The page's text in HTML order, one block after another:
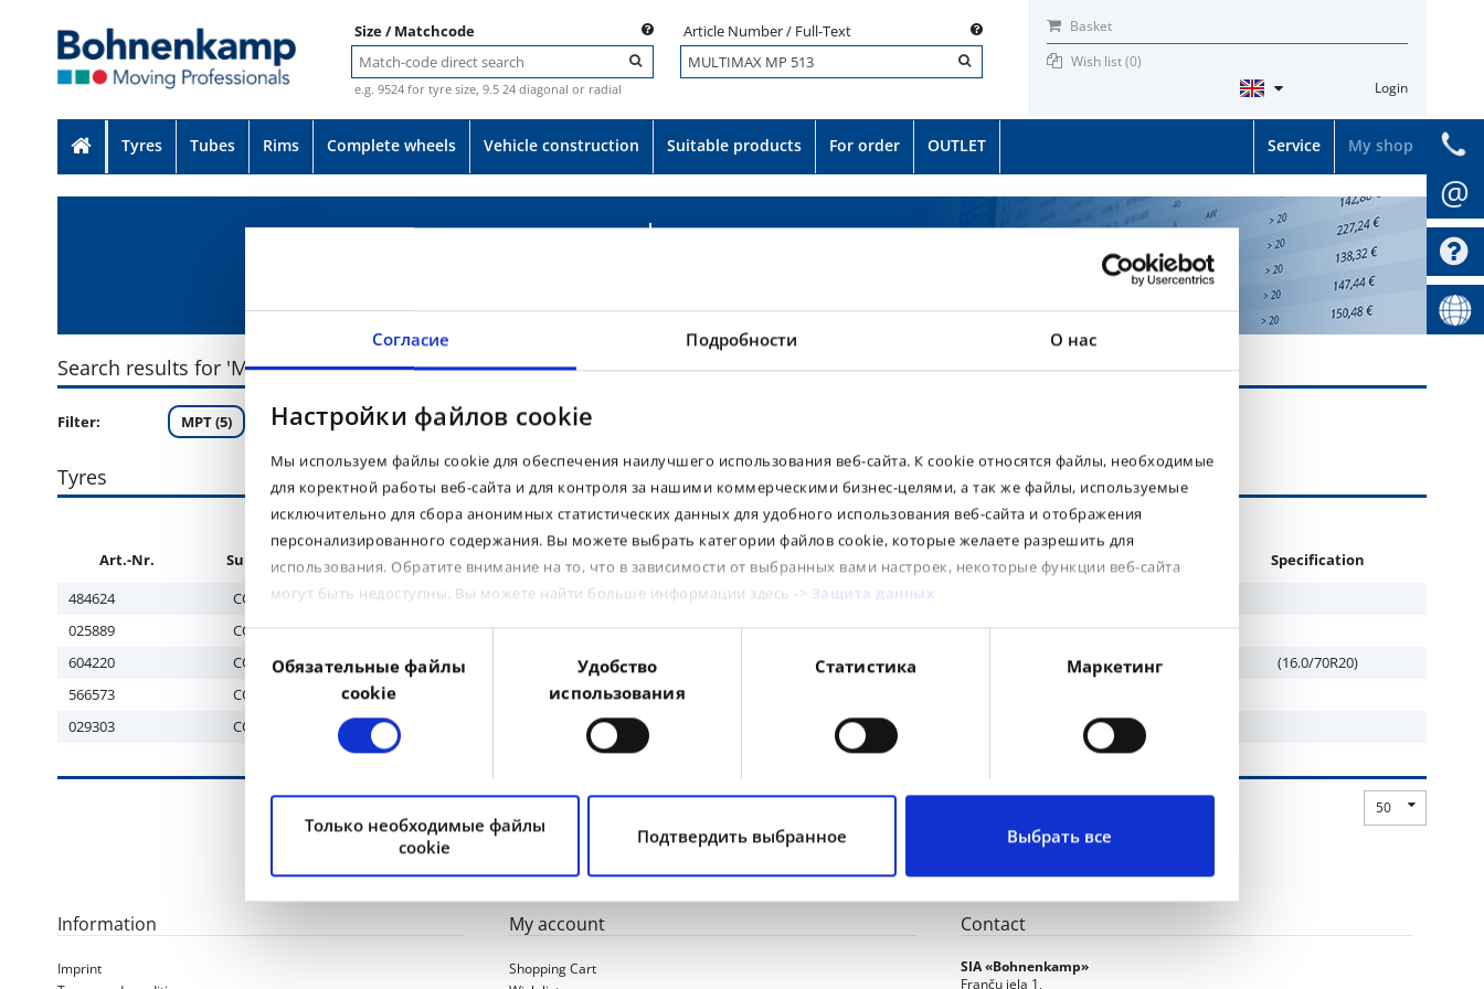
Согласие Подробности О нас
Настройки файлов cookie
Мы используем файлы cookie для обеспечения наилучшего использования веб-сайта. К cookie относятся файлы, необходимые
для коректной работы веб-сайта и для контроля за нашими коммерческими бизнес-целями, а так же файлы, используемые
исключительно для сбора анонимных статистических данных для удобного использования веб-сайта и отображения
персонализированного содержания. Вы можете выбрать категории файлов cookie, которые желаете разрешить для
использования. Обратите внимание на то, что в зависимости от выбранных вами настроек, некоторые функции веб-сайта
могут быть недоступны. Вы можете найти больше информации здесь -> Защита данных
Выбор
согласия
Обязательные файлы
cookie
Удобство
использования
Статистика Маркетинг
Только необходимые файлы
cookie
Подтвердить выбранное Выбрать все
Article Number / Full-Text
Size / Matchcode
e.g. 9524 for tyre size, 9.5 24 diagonal or radial
Basket
Wish list (0)
Login
Tyres Tubes Rims Complete wheels Vehicle construction Suitable products For order OUTLET My shop
Service
Search results for 'MULTIMAX MP 513'
Filter: MPT (5)
Tyres
Art.-Nr. Subgroup Tyre size R / D TL / TT LI / SI PR Tread Brand
Specification
484624
CONSTR 425/55R17 R TL 134G
025889
CONSTR 365/70R18 R TL 133G Multimax MP 513
BKT
604220
CONSTR 405/70R20 TL BKT
(16.0/70R20)
566573
CONSTR TL
029303
CONSTR TL
50
Information
Imprint
My account
Shopping Cart
Contact
SIA «Bohnenkamp»
Franču iela 1,
@